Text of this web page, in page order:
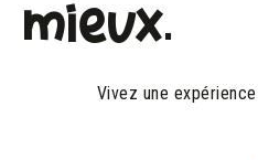
mieux.
Vivez une